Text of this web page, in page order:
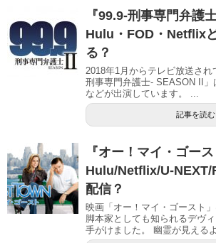
『99.9-刑事専門弁護
Hulu・FOD・Netflix
る？
2018年1月からテレビ放送さ
刑事専門弁護士- SEASON II」
などが出演しています。 ...
記事を読む
『オー！マイ・ゴー
Hulu/Netflix/U-NEXT/
配信？
映画「オー！マイ・ゴースト
脚本家としても知られるデヴ
手がけました。 幽霊が見える